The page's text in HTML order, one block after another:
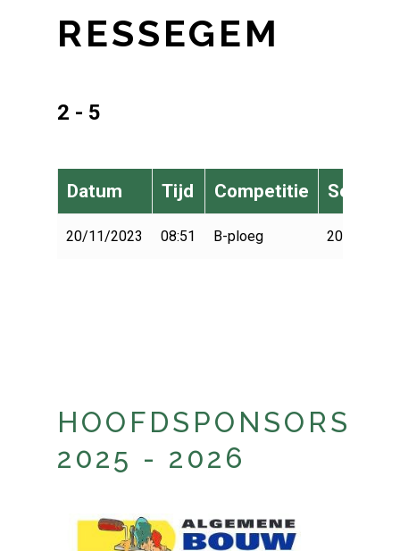
RESSEGEM
2 - 5
Datum Tijd Competitie Seizoen
20/11/2023 08:51 B-ploeg 2023-2024
HOOFDSPONSORS
2025 - 2026